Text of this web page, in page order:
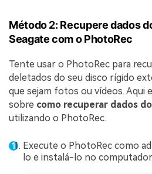
Método 2: Recupere dados
Seagate com o PhotoRec
Tente usar o PhotoRec para
deletados do seu disco rígido
que sejam fotos ou vídeos. Aqui
sobre como recuperar dados
utilizando o PhotoRec.
Execute o PhotoRec como
lo e instalá-lo no computador.